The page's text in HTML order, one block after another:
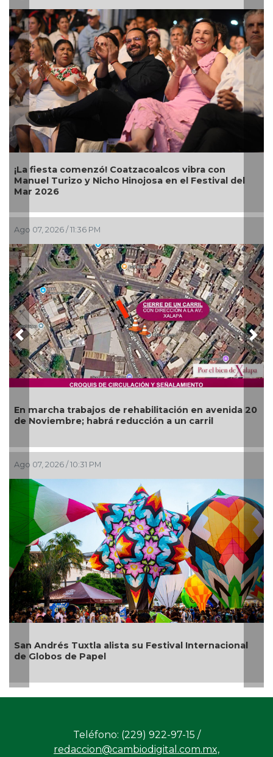
comenzó! Coatzacoalcos vibra con
Turizo y Nicho Hinojosa en el Festival del
2026
2026 / 11:36 PM
trabajos de rehabilitación en avenida 20
habrá reducción a un carril
2026 / 10:31 PM
Andrés Tuxtla alista su Festival Internacional
de Papel
Alcalde
Más
¿Con o
Previous
Teléfono: (229) 922-97-15 /
redaccion@cambiodigital.com.mx,